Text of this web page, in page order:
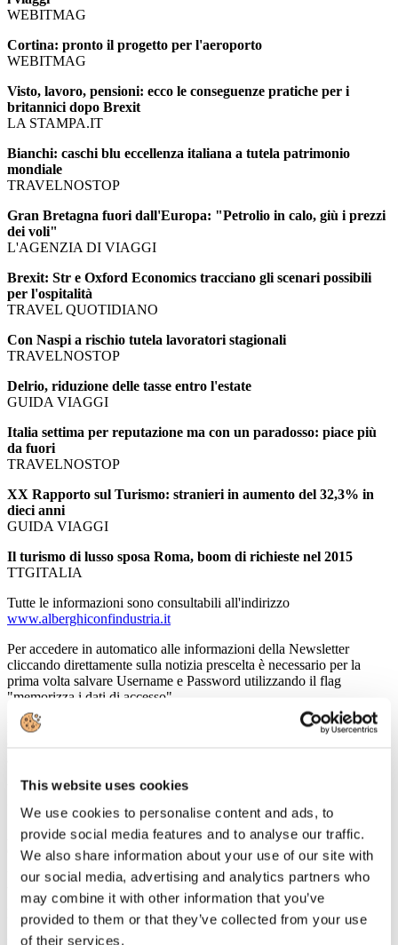
This website uses cookies
We use cookies to personalise content and ads, to
provide social media features and to analyse our traffic.
We also share information about your use of our site with
our social media, advertising and analytics partners who
may combine it with other information that you’ve
provided to them or that they’ve collected from your use
of their services.
WEBITMAG
Cortina: pronto il progetto per l'aeroporto
WEBITMAG
Visto, lavoro, pensioni: ecco le conseguenze pratiche per i
britannici dopo Brexit
LA STAMPA.IT
Bianchi: caschi blu eccellenza italiana a tutela patrimonio
mondiale
TRAVELNOSTOP
Gran Bretagna fuori dall'Europa: "Petrolio in calo, giù i prezzi
dei voli"
L'AGENZIA DI VIAGGI
Brexit: Str e Oxford Economics tracciano gli scenari possibili
per l'ospitalità
TRAVEL QUOTIDIANO
Con Naspi a rischio tutela lavoratori stagionali
TRAVELNOSTOP
Delrio, riduzione delle tasse entro l'estate
GUIDA VIAGGI
Italia settima per reputazione ma con un paradosso: piace più
da fuori
TRAVELNOSTOP
XX Rapporto sul Turismo: stranieri in aumento del 32,3% in
dieci anni
GUIDA VIAGGI
Il turismo di lusso sposa Roma, boom di richieste nel 2015
TTGITALIA
Tutte le informazioni sono consultabili all'indirizzo
www.alberghiconfindustria.it
Per accedere in automatico alle informazioni della Newsletter
cliccando direttamente sulla notizia prescelta è necessario per la
prima volta salvare Username e Password utilizzando il flag
"memorizza i dati di accesso".
Nel caso in cui non vi ricordate o non siete provvisti delle
V.le Pasteur, 10 - 00144 Roma (RM), Italia T +39.06.5924274 F
+39.06.54281933 - info@alberghiconfindustria.it
Giugno
Associazione Italiana Confindustria Alberghi
Newsletter N. 114 del 24/06/2016